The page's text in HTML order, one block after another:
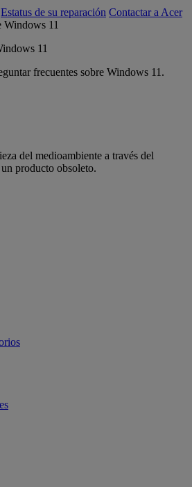
Estatus de su reparación Contactar a Acer
11
frecuentes sobre Windows 11.
del medioambiente a través del
producto obsoleto.